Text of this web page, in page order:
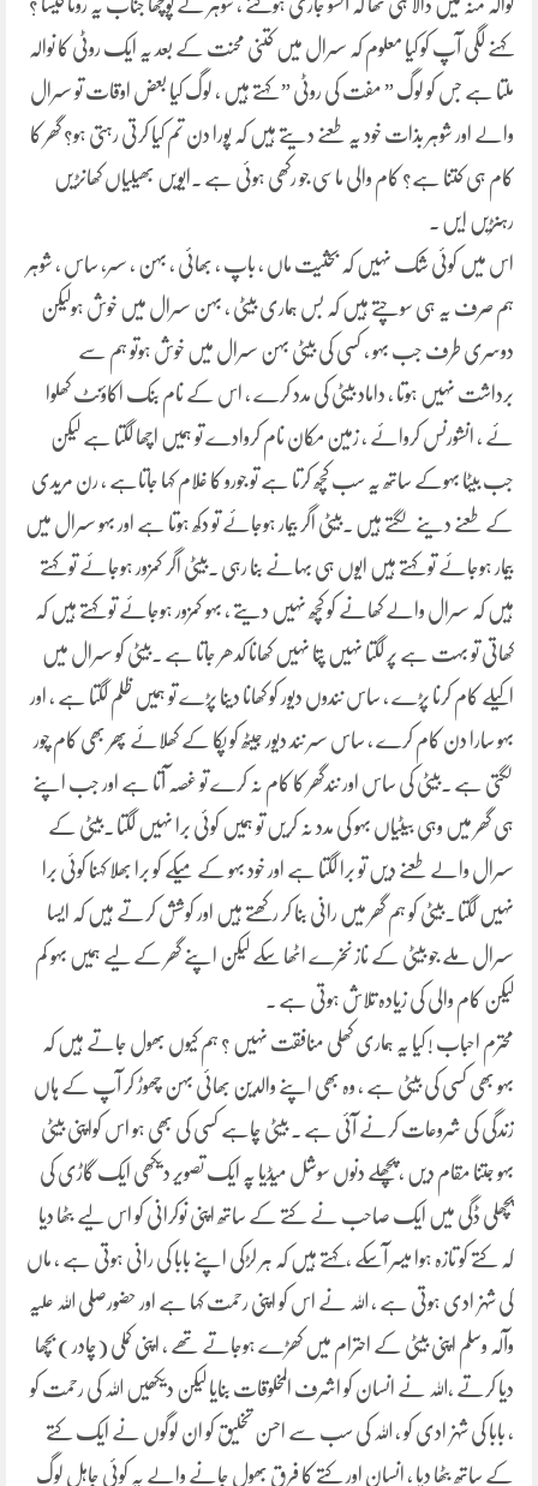
نوالہ منہ میں ڈالا ہی تھا کہ آنسو جاری ہوگئے ، شوہر نے پوچھا جناب یہ رونا کیسا ؟
کہنے لگی آپ کو کیا معلوم کہ سسرال میں کتنی محنت کے بعد یہ ایک روٹی کا نوالہ
ملتا ہے جس کو لوگ ” مفت کی روٹی ” کہتے ہیں ، لوگ کیا بعض اوقات تو سسرال
والے اور شوہر بذات خود یہ طعنے دیتے ہیں کہ پورا دن تم کیا کرتی رہتی ہو؟ گھر کا
کام ہی کتنا ہے؟ کام والی ماسی جو رکھی ہوئی ہے ۔ایویں بھیلیاں کھانڑیں
رہنڑیں ایں ۔
اس میں کوئی شک نہیں کہ بحثیت ماں ، باپ ، بھائی ، بہن ، سسر، ساس ، شوہر
ہم صرف یہ ہی سوچتے ہیں کہ بس ہماری بیٹی ، بہن سسرال میں خوش ہولیکن
دوسری طرف جب بہو ، کسی کی بیٹی بہن سسرال میں خوش ہوتو ہم سے
برداشت نہیں ہوتا ، داماد بیٹی کی مدد کرے ، اس کے نام بنک اکاؤنٹ کھلوا
ئے ، انشورنس کروائے ، زمین مکان نام کروادے تو ہمیں اچھا لگتا ہے لیکن
جب بیٹا بہوکے ساتھ یہ سب کچھ کرتا ہے تو جورو کا غلام کہا جاتاہے ، رن مریدی
کے طعنے دینے لگتے ہیں ۔بیٹی اگر بیمار ہوجائے تو دکھ ہوتا ہے اور بہو سسرال میں
بیمار ہوجائے تو کہتے ہیں ایوں ہی بہانے بنا رہی ۔بیٹی اگر کمزور ہوجائے تو کہتے
ہیں کہ سسرال والے کھانے کو کچھ نہیں دیتے ، بہو کمزور ہوجائے تو کہتے ہیں کہ
کھاتی تو بہت ہے پر لگتا نہیں پتا نہیں کھانا کدھر جاتا ہے ۔بیٹی کو سسرال میں
اکیلے کام کرنا پڑے ، ساس نندوں دیور کو کھانا دینا پڑے تو ہمیں ظلم لگتا ہے ، اور
بہو سارا دن کام کرے ، ساس سسر نند دیور جیٹھ کو پکا کے کھلائے پھر بھی کام چور
لگتی ہے ۔بیٹی کی ساس اور نندگھر کا کام نہ کرے تو غصہ آتا ہے اور جب اپنے
ہی گھر میں وہی بیٹیاں بہو کی مدد نہ کریں تو ہمیں کوئی برا نہیں لگتا ۔بیٹی کے
سسرال والے طعنے دیں تو برا لگتا ہے اور خود بہو کے میکے کو برا بھلا کہنا کوئی برا
نہیں لگتا ۔بیٹی کو ہم گھر میں رانی بنا کر رکھتے ہیں اور کوشش کرتے ہیں کہ ایسا
سسرال ملے جو بیٹی کے ناز نخرے اٹھا سکے لیکن اپنے گھر کے لیے ہمیں بہو کم
لیکن کام والی کی زیادہ تلاش ہوتی ہے ۔
محترم احباب ! کیا یہ ہماری کھلی منافقت نہیں ؟ ہم کیوں بھول جاتے ہیں کہ
بہو بھی کسی کی بیٹی ہے ، وہ بھی اپنے والدین بھائی بہن چھوڑ کر آپ کے ہاں
زندگی کی شروعات کرنے آئی ہے ۔ بیٹی چاہے کسی کی بھی ہو اس کواپنی بیٹی
بہو جتنا مقام دیں ، پچھلے دنوں سوشل میڈیا پہ ایک تصویر دیکھی ایک گاڑی کی
پچھلی ڈگی میں ایک صاحب نے کتے کے ساتھ اپنی نوکرانی کو اس لیے بٹھا دیا
کہ کتے کو تازہ ہوا میسر آسکے ،کہتے ہیں کہ ہر لڑکی اپنے بابا کی رانی ہوتی ہے ، ماں
کی شہزادی ہوتی ہے ، اللہ نے اس کو اپنی رحمت کہا ہے اور حضورصلی اللہ علیہ
وآلہ وسلم اپنی بیٹی کے احترام میں کھڑے ہوجاتے تھے ، اپنی کملی (چادر ) بچھا
دیا کرتے ،اللہ نے انسان کو اشرف المخلوقات بنایا لیکن دیکھیں اللہ کی رحمت کو
، بابا کی شہزادی کو ، اللہ کی سب سے احسن تخلیق کو ان لوگوں نے ایک کتے
کے ساتھ بٹھا دیا ، انسان اور کتے کا فرق بھول جانے والے یہ کوئی جاہل لوگ